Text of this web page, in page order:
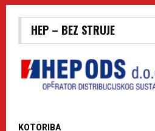
HEP – BEZ STRUJE
KOTORIBA